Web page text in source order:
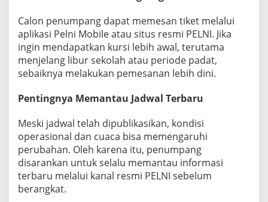
Calon penumpang dapat memesan tiket melalui
aplikasi Pelni Mobile atau situs resmi PELNI. Jika
ingin mendapatkan kursi lebih awal, terutama
menjelang libur sekolah atau periode padat,
sebaiknya melakukan pemesanan lebih dini.
Pentingnya Memantau Jadwal Terbaru
Meski jadwal telah dipublikasikan, kondisi
operasional dan cuaca bisa memengaruhi
perubahan. Oleh karena itu, penumpang
disarankan untuk selalu memantau informasi
terbaru melalui kanal resmi PELNI sebelum
berangkat.